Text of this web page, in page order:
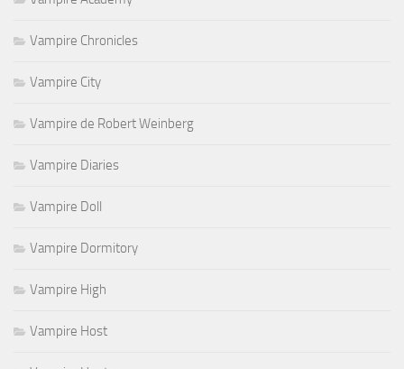
Vampire Chronicles
Vampire City
Vampire de Robert Weinberg
Vampire Diaries
Vampire Doll
Vampire Dormitory
Vampire High
Vampire Host